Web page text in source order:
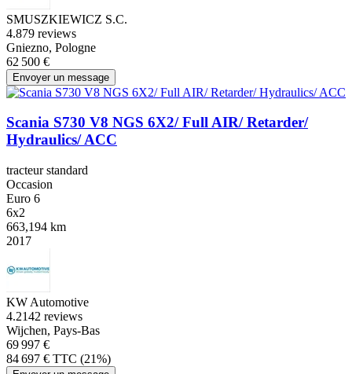
SMUSZKIEWICZ S.C.
4.879 reviews
Gniezno, Pologne
62 500 €
Envoyer un message
Scania S730 V8 NGS 6X2/ Full AIR/ Retarder/
Hydraulics/ ACC
tracteur standard
Occasion
Euro 6
6x2
663,194 km
2017
KW Automotive
4.2142 reviews
Wijchen, Pays-Bas
69 997 €
84 697 € TTC (21%)